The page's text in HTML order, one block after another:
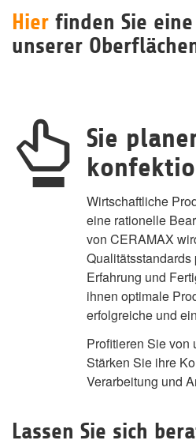
Hier finden Sie
unserer
Sie
Wirtschaftliche
eine rationelle
von CERAMAX
Erfahrung und
ihnen optimale
erfolgreiche und
Profitieren Sie von
Stärken Sie ihre
Verarbeitung und
Lassen Sie sich